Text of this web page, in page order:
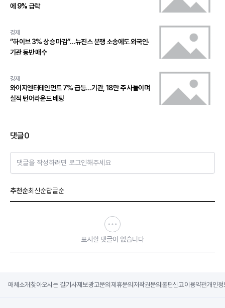
에 9% 급락
경제
“하이브 3% 상승 마감”…뉴진스 분쟁 소송에도 외국인·
기관 동반 매수
경제
와이지엔터테인먼트 7% 급등…기관, 18만 주 사들이며
실적 턴어라운드 베팅
댓글0
댓글을 작성하려면 로그인해주세요
추천순최신순답글순
표시할 댓글이 없습니다
매체소개 찾아오시는 길기사제보광고문의 제휴문의 저작권문의 불편신고이용약관개인정